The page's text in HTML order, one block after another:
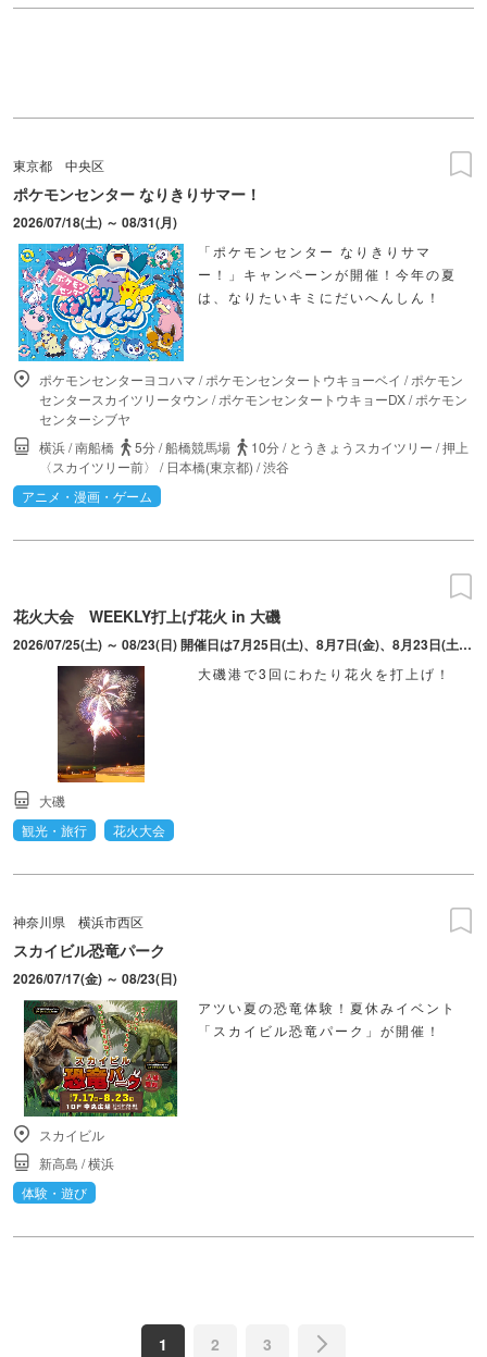
東京都 中央区
ポケモンセンター なりきりサマー！
2026/07/18(土) ～ 08/31(月)
「ポケモンセンター なりきりサマ
ー！」キャンペーンが開催！今年の夏
は、なりたいキミにだいへんしん！
ポケモンセンターヨコハマ /ポケモンセンタートウキョーベイ /ポケモン
センタースカイツリータウン /ポケモンセンタートウキョーDX/ポケモン
センターシブヤ
横浜/南船橋 5分/船橋競馬場 10分/ とうきょうスカイツリー /押上
〈スカイツリー前〉 / 日本橋(東京都) /渋谷
アニメ・漫画・ゲーム
花火大会 WEEKLY打上げ花火 in 大磯
2026/07/25(土) ～ 08/23(日) 開催日は7月25日(土)、8月7日(金)、8月23日(土)の3日間。 ※荒天等により延期とする場合は、延期日を調整の上、ホームページやSNSでお知らせ
大磯港で3回にわたり花火を打上げ！
大磯
観光・旅行
花火大会
神奈川県 横浜市西区
スカイビル恐竜パーク
2026/07/17(金) ～ 08/23(日)
アツい夏の恐竜体験！夏休みイベント
「スカイビル恐竜パーク」が開催！
スカイビル
新高島 /横浜
体験・遊び
1 2 3